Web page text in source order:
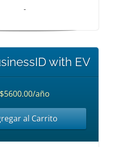
-
with EV
$5600.00/año
al Carrito